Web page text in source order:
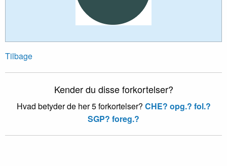
Tilbage
Kender du disse forkortelser?
Hvad betyder de her 5 forkortelser? CHE? opg.? fol.?
SGP? foreg.?